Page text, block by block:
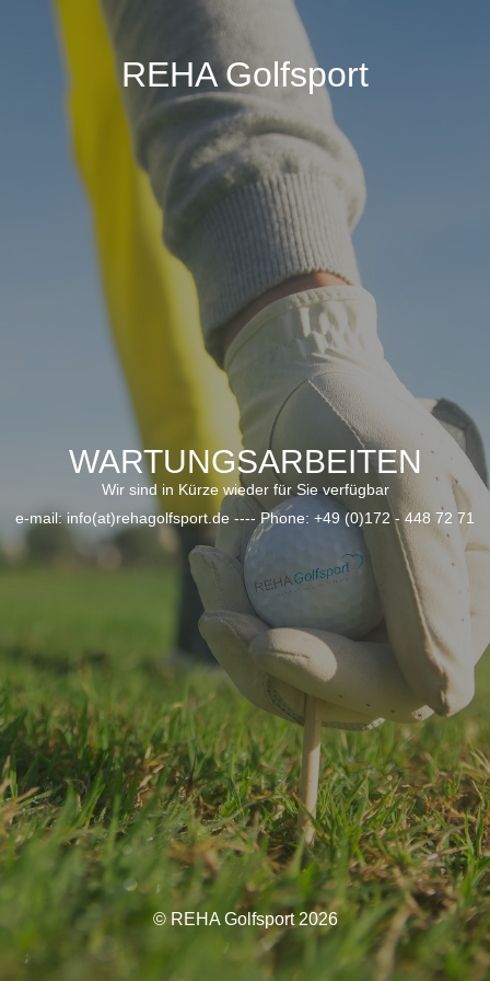
REHA Golfsport
WARTUNGSARBEITEN
Wir sind in Kürze wieder für Sie verfügbar
e-mail: info(at)rehagolfsport.de ---- Phone: +49 (0)172 - 448 72 71
© REHA Golfsport 2026